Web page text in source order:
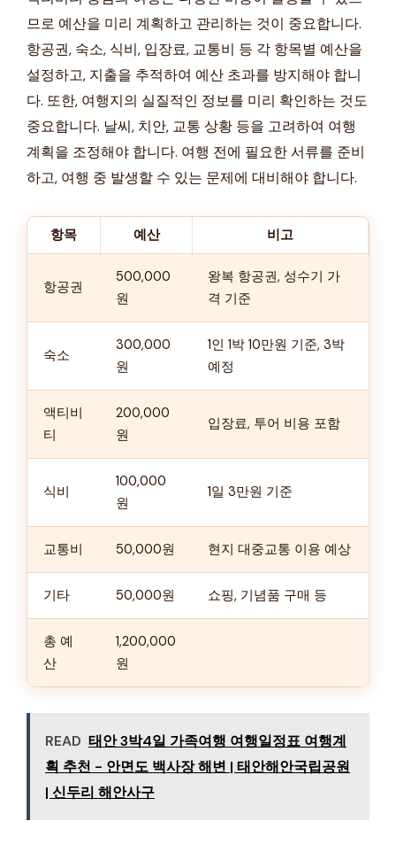
므로 예산을 미리 계획하고 관리하는 것이 중요합니다.
항공권, 숙소, 식비, 입장료, 교통비 등 각 항목별 예산을
설정하고, 지출을 추적하여 예산 초과를 방지해야 합니
다. 또한, 여행지의 실질적인 정보를 미리 확인하는 것도
중요합니다. 날씨, 치안, 교통 상황 등을 고려하여 여행
계획을 조정해야 합니다. 여행 전에 필요한 서류를 준비
하고, 여행 중 발생할 수 있는 문제에 대비해야 합니다.
항목 예산 비고
항공권
500,000
원
왕복 항공권, 성수기 가
격 기준
숙소
300,000
원
1인 1박 10만원 기준, 3박
예정
액티비
티
200,000
원
입장료, 투어 비용 포함
식비
100,000
원
1일 3만원 기준
교통비 50,000원 현지 대중교통 이용 예상
기타 50,000원 쇼핑, 기념품 구매 등
총 예
산
1,200,000
원
READ 태안 3박4일 가족여행 여행일정표 여행계
획 추천 - 안면도 백사장 해변 | 태안해안국립공원
| 신두리 해안사구